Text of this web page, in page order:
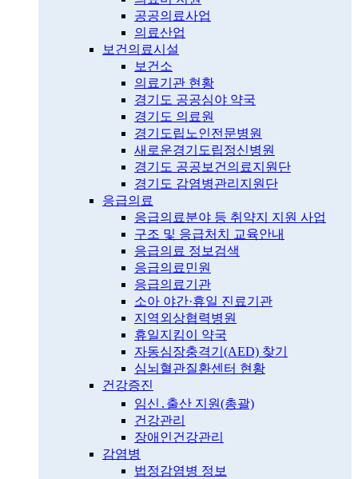
공공의료사업
의료산업
보건의료시설
보건소
의료기관 현황
경기도 공공심야 약국
경기도 의료원
경기도립노인전문병원
새로운경기도립정신병원
경기도 공공보건의료지원단
경기도 감염병관리지원단
응급의료
응급의료분야 등 취약지 지원 사업
구조 및 응급처치 교육안내
응급의료 정보검색
응급의료민원
응급의료기관
소아 야간·휴일 진료기관
지역외상협력병원
휴일지킴이 약국
자동심장충격기(AED) 찾기
심뇌혈관질환센터 현황
건강증진
임신․출산 지원(총괄)
건강관리
장애인건강관리
감염병
법정감염병 정보